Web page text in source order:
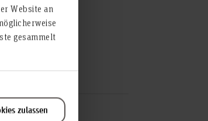
Website an
gesammelt
zulassen